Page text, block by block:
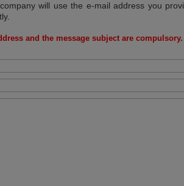
will use the e-mail address you
and the message subject are compulsory.